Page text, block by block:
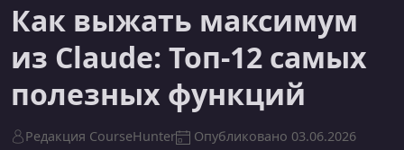
Как выжать максимум
из Claude: Топ-12 самых
полезных функций
Редакция CourseHunter Опубликовано 03.06.2026